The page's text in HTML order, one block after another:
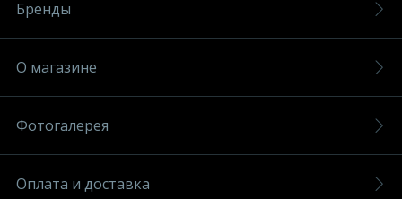
Бренды
О магазине
Фотогалерея
Оплата и доставка